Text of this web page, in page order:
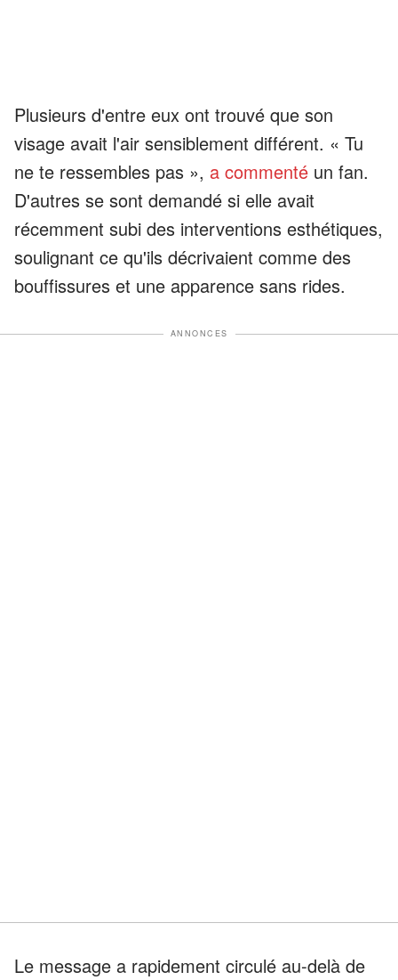
Plusieurs d'entre eux ont trouvé que son
visage avait l'air sensiblement différent. « Tu
ne te ressembles pas », a commenté un fan.
D'autres se sont demandé si elle avait
récemment subi des interventions esthétiques,
soulignant ce qu'ils décrivaient comme des
bouffissures et une apparence sans rides.
ANNONCES
Le message a rapidement circulé au-delà de